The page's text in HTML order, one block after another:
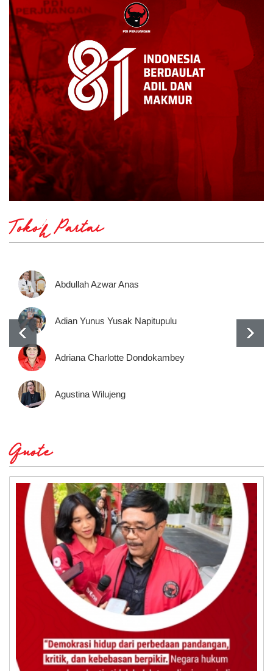
Tokoh Partai
Abdullah Azwar Anas
Adian Yunus Yusak Napitupulu
Adriana Charlotte Dondokambey
Agustina Wilujeng
Quote